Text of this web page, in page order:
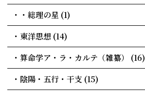
・・総理の星 (1)
・東洋思想 (14)
・算命学ア・ラ・カルテ（雑纂） (16)
・陰陽・五行・干支 (15)